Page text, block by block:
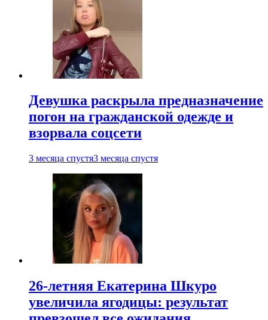
Девушка раскрыла предназначение
погон на гражданской одежде и
взорвала соцсети
3 месяца спустя3 месяца спустя
26-летняя Екатерина Шкуро
увеличила ягодицы: результат